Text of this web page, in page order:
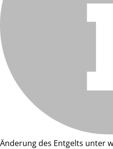
Änderung des Entgelts unter